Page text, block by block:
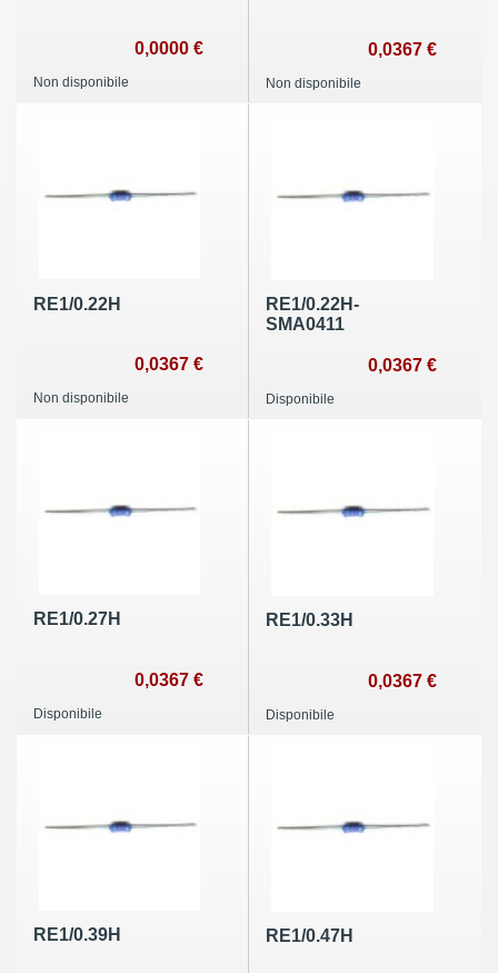
0,0000 €
Non disponibile
0,0367 €
Non disponibile
RE1/0.22H
0,0367 €
Non disponibile
RE1/0.22H-
SMA0411
0,0367 €
Disponibile
RE1/0.27H
0,0367 €
Disponibile
RE1/0.33H
0,0367 €
Disponibile
RE1/0.39H RE1/0.47H